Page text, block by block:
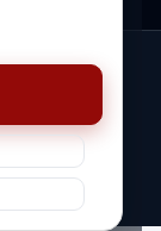
Versand
Versandkosten